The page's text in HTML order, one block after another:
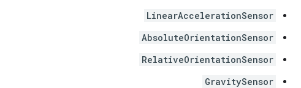
LinearAccelerationSensor
AbsoluteOrientationSensor
RelativeOrientationSensor
GravitySensor